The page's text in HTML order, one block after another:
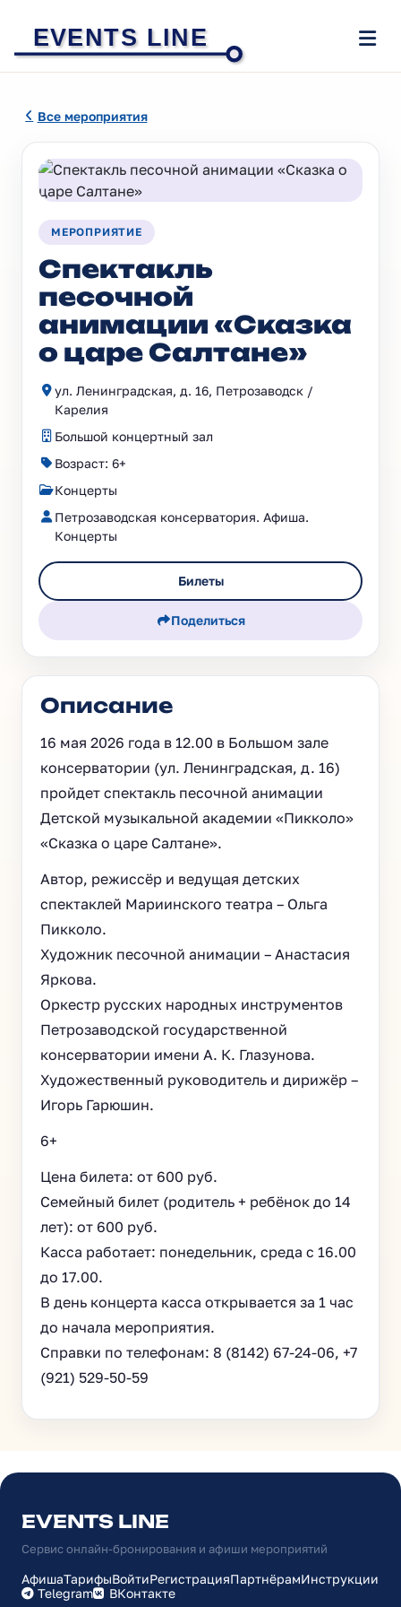
EVENTS LINE
Все мероприятия
МЕРОПРИЯТИЕ
Спектакль
песочной
анимации «Сказка
о царе Салтане»
ул. Ленинградская, д. 16, Петрозаводск /
Карелия
Большой концертный зал
Возраст: 6+
Концерты
Петрозаводская консерватория. Афиша.
Концерты
Билеты
Поделиться
Описание
16 мая 2026 года в 12.00 в Большом зале
консерватории (ул. Ленинградская, д. 16)
пройдет спектакль песочной анимации
Детской музыкальной академии «Пикколо»
«Сказка о царе Салтане».
Автор, режиссёр и ведущая детских
спектаклей Мариинского театра – Ольга
Пикколо.
Художник песочной анимации – Анастасия
Яркова.
Оркестр русских народных инструментов
Петрозаводской государственной
консерватории имени А. К. Глазунова.
Художественный руководитель и дирижёр –
Игорь Гарюшин.
6+
Цена билета: от 600 руб.
Семейный билет (родитель + ребёнок до 14
лет): от 600 руб.
Касса работает: понедельник, среда с 16.00
до 17.00.
В день концерта касса открывается за 1 час
до начала мероприятия.
Справки по телефонам: 8 (8142) 67-24-06, +7
(921) 529-50-59
EVENTS LINE
Сервис онлайн-бронирования и афиши мероприятий
АфишаТарифыВойтиРегистрацияПартнёрамИнструкции
Telegram
ВКонтакте